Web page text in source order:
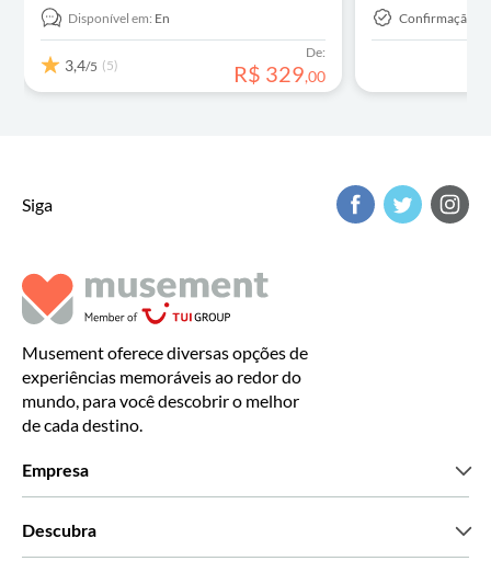
Disponível em: En
3,4/5 (5)
De:
R$ 329,00
Confirmação
Siga
Musement oferece diversas opções de
experiências memoráveis ao redor do
mundo, para você descobrir o melhor
de cada destino.
Empresa
Descubra